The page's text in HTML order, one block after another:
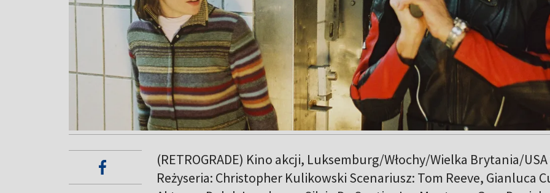
(RETROGRADE) Kino akcji, Luksemburg/Włochy/Wielka Brytania/
Reżyseria: Christopher Kulikowski Scenariusz: Tom Reeve, Gianluca